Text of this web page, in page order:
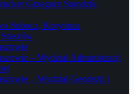
Grzegorz Stondzik
Subocz, Korytnica
Staszów
– Wydział Administracji
– Wydział Geodezji i